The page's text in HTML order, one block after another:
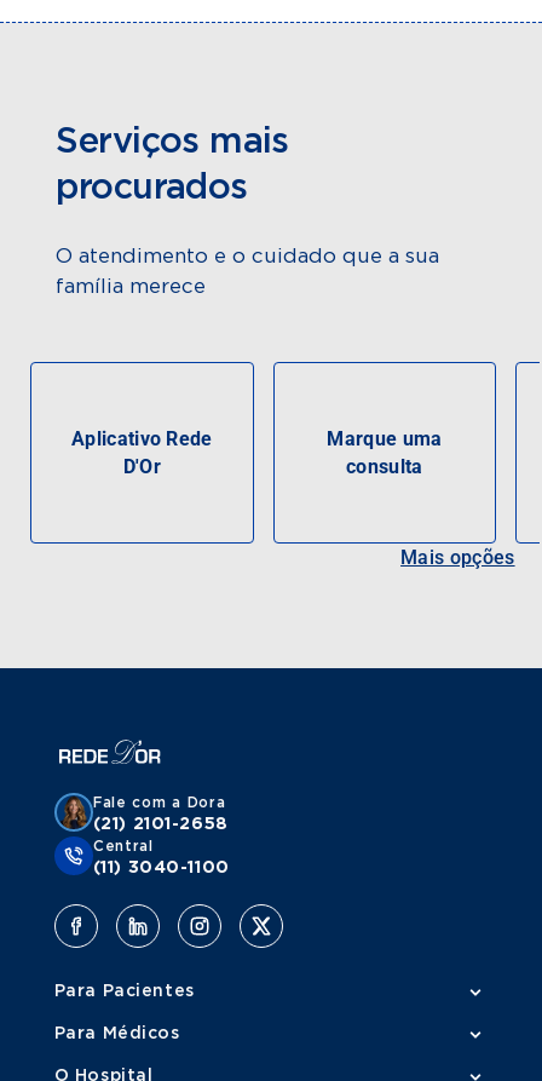
Serviços mais
procurados
O atendimento e o cuidado que a sua
família merece
Aplicativo Rede
D'Or
Marque uma
consulta
Mais opções
Fale com a Dora
(21) 2101-2658
Central
(11) 3040-1100
Para Pacientes
Para Médicos
O Hospital